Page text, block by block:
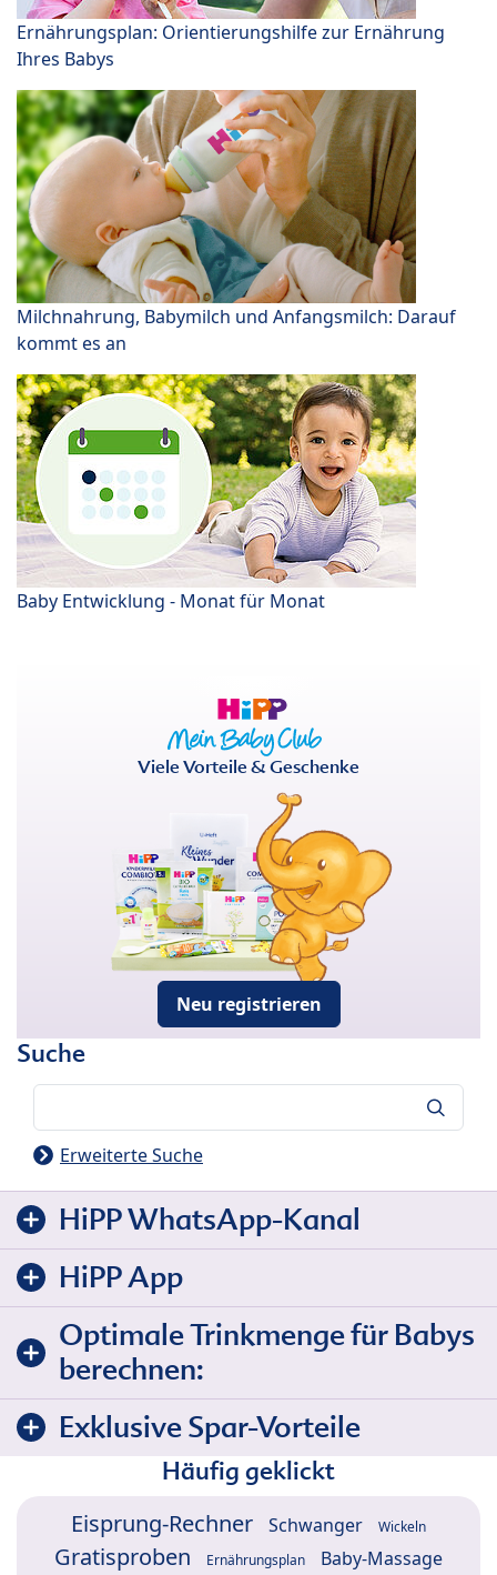
Ernährungsplan: Orientierungshilfe zur Ernährung
Ihres Babys
Milchnahrung, Babymilch und Anfangsmilch: Darauf
kommt es an
Baby Entwicklung - Monat für Monat
Viele Vorteile & Geschenke
Neu registrieren
Suche
Erweiterte Suche
HiPP WhatsApp-Kanal
HiPP App
Optimale Trinkmenge für Babys
berechnen:
Exklusive Spar-Vorteile
Häufig geklickt
Eisprung-Rechner Schwanger Wickeln
Gratisproben Ernährungsplan Baby-Massage